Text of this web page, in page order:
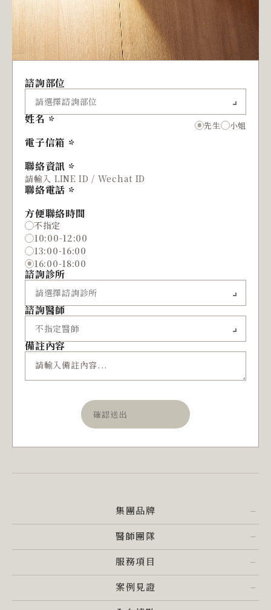
諮詢部位
姓名 先生 小姐
電子信箱
聯絡資訊
聯絡電話
方便聯絡時間
不指定
10:00-12:00
13:00-16:00
16:00-18:00
諮詢診所
諮詢醫師
備註內容
確認送出
集團品牌
醫師團隊
服務項目
案例見證